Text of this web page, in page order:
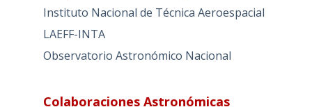
Instituto Nacional de Técnica Aeroespacial
LAEFF-INTA
Observatorio Astronómico Nacional
Colaboraciones Astronómicas